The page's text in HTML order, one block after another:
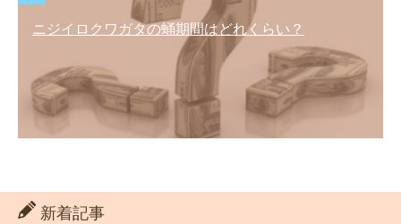
ニジイロクワガタの蛹期間はどれくらい？
新着記事